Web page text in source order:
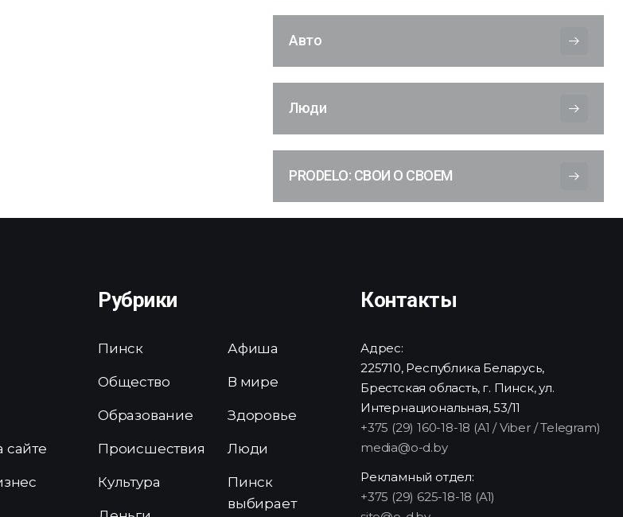
Авто
Люди
PRODELO: СВОИ О СВОЕМ
сайте
Рубрики
Пинск
Общество
Образование
Происшествия
Культура
Афиша
В мире
Здоровье
Люди
Пинск
выбирает
Контакты
Адрес:
225710, Республика Беларусь,
Брестская область, г. Пинск, ул.
Интернациональная, 53/11
+375 (29) 160-18-18 (A1 / Viber / Telegram)
media@o-d.by
Рекламный отдел:
+375 (29) 625-18-18 (A1)